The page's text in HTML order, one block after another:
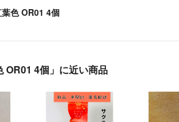
色 OR01 4個
4個」に近い商品